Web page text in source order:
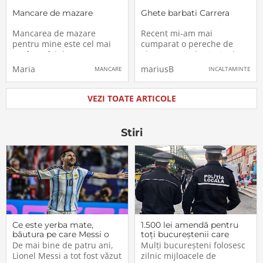
Mancare de mazare
Mancarea de mazare
pentru mine este cel mai
preferat fel de mancare,
avand un gust specific,
aparte de celelalte
mancaruri de acest
gen.Gustul mancarii de
mazare este unul foarte
Maria MANCARE
Ghete barbati Carrera
Recent mi-am mai
cumparat o pereche de
ghete, motivul principal
fiind pretul foarte ieftin,
dupa parerea mea, mai
exact 75 lei, avand un
aspect si un design
excelent si facuti din
ghete sunt de la brand-ul
Carerra, i-am
mariusB INCALTAMINTE
VEZI TOATE ARTICOLE
Stiri
Ce este yerba mate,
băutura pe care Messi o
bea înainte de meciurile
din Campionatul Mondial
De mai bine de patru ani,
Lionel Messi a tot fost văzut
1.500 lei amendă pentru
toți bucureștenii care
refuză să facă acest lucru
acum, în 2026.
Mulți bucureșteni folosesc
zilnic mijloacele de